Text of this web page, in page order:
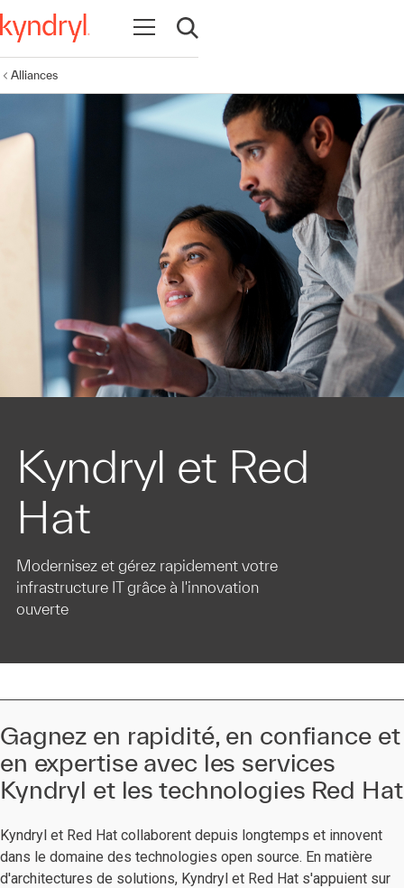
Ouvrir la navigation
Ouvrir la recherche
Alliances
Kyndryl et Red
Hat
Modernisez et gérez rapidement votre
infrastructure IT grâce à l'innovation
ouverte
Gagnez en rapidité, en confiance et
en expertise avec les services
Kyndryl et les technologies Red Hat
Kyndryl et Red Hat collaborent depuis longtemps et innovent
dans le domaine des technologies open source. En matière
d'architectures de solutions, Kyndryl et Red Hat s'appuient sur